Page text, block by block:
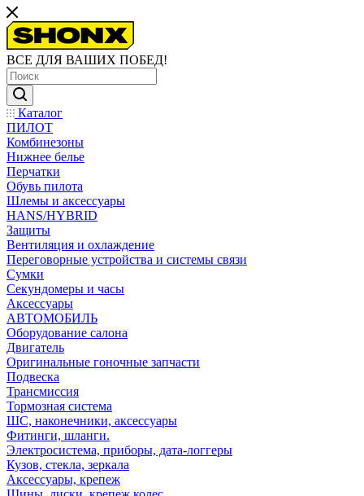
ВСЕ ДЛЯ ВАШИХ ПОБЕД!
Каталог
ПИЛОТ
Комбинезоны
Нижнее белье
Перчатки
Обувь пилота
Шлемы и аксессуары
HANS/HYBRID
Защиты
Вентиляция и охлаждение
Переговорные устройства и системы связи
Сумки
Секундомеры и часы
Аксессуары
АВТОМОБИЛЬ
Оборудование салона
Двигатель
Оригинальные гоночные запчасти
Подвеска
Трансмиссия
Тормозная система
ШС, наконечники, аксессуары
Фитинги, шланги.
Электросистема, приборы, дата-логгеры
Кузов, стекла, зеркала
Аксессуары, крепеж